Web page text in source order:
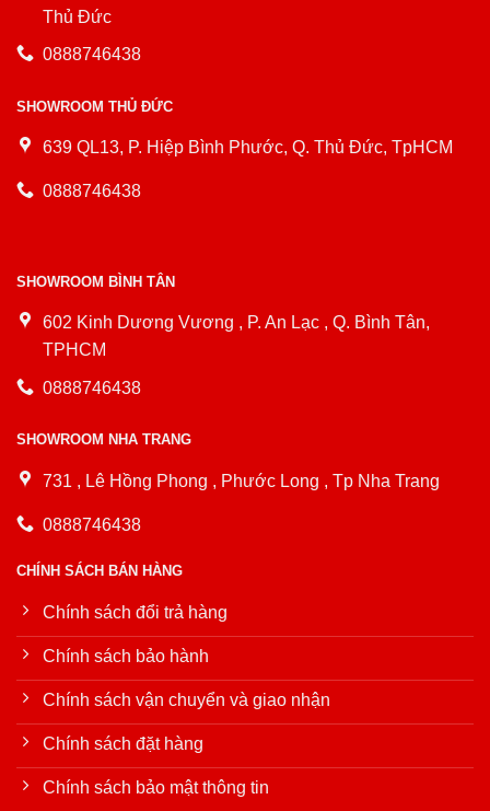
Thủ Đức
0888746438
SHOWROOM THỦ ĐỨC
639 QL13, P. Hiệp Bình Phước, Q. Thủ Đức, TpHCM
0888746438
SHOWROOM BÌNH TÂN
602 Kinh Dương Vương , P. An Lạc , Q. Bình Tân,
TPHCM
0888746438
SHOWROOM NHA TRANG
731 , Lê Hồng Phong , Phước Long , Tp Nha Trang
0888746438
CHÍNH SÁCH BÁN HÀNG
Chính sách đổi trả hàng
Chính sách bảo hành
Chính sách vận chuyển và giao nhận
Chính sách đặt hàng
Chính sách bảo mật thông tin